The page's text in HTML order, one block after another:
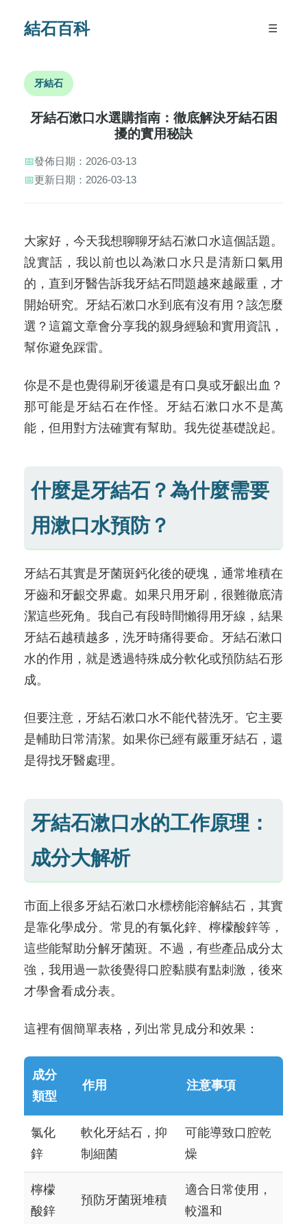
結石百科 ☰
牙結石
牙結石漱口水選購指南：徹底解決牙結石困
擾的實用秘訣
📅發佈日期：2026-03-13
📅更新日期：2026-03-13
大家好，今天我想聊聊牙結石漱口水這個話題。
說實話，我以前也以為漱口水只是清新口氣用
的，直到牙醫告訴我牙結石問題越來越嚴重，才
開始研究。牙結石漱口水到底有沒有用？該怎麼
選？這篇文章會分享我的親身經驗和實用資訊，
幫你避免踩雷。
你是不是也覺得刷牙後還是有口臭或牙齦出血？
那可能是牙結石在作怪。牙結石漱口水不是萬
能，但用對方法確實有幫助。我先從基礎說起。
什麼是牙結石？為什麼需要
用漱口水預防？
牙結石其實是牙菌斑鈣化後的硬塊，通常堆積在
牙齒和牙齦交界處。如果只用牙刷，很難徹底清
潔這些死角。我自己有段時間懶得用牙線，結果
牙結石越積越多，洗牙時痛得要命。牙結石漱口
水的作用，就是透過特殊成分軟化或預防結石形
成。
但要注意，牙結石漱口水不能代替洗牙。它主要
是輔助日常清潔。如果你已經有嚴重牙結石，還
是得找牙醫處理。
牙結石漱口水的工作原理：
成分大解析
市面上很多牙結石漱口水標榜能溶解結石，其實
是靠化學成分。常見的有氯化鋅、檸檬酸鋅等，
這些能幫助分解牙菌斑。不過，有些產品成分太
強，我用過一款後覺得口腔黏膜有點刺激，後來
才學會看成分表。
這裡有個簡單表格，列出常見成分和效果：
成分
類型
作用 注意事項
氯化
鋅
軟化牙結石，抑
制細菌
可能導致口腔乾
燥
檸檬
酸鋅
預防牙菌斑堆積
適合日常使用，
較溫和